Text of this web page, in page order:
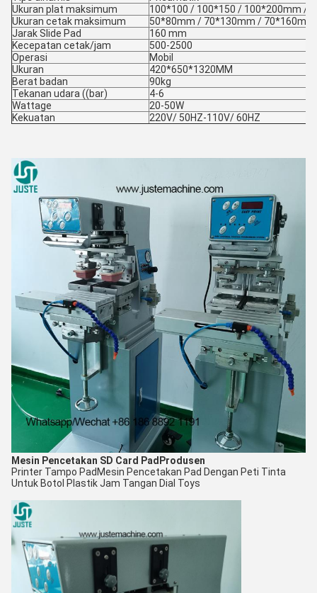
Ukuran plat maksimum
100*100 / 100*150 / 100*200mm /
Ukuran cetak maksimum
50*80mm / 70*130mm /
Jarak Slide Pad
160 mm
Kecepatan cetak/jam
500-2500
Operasi
Mobil
Ukuran
420*650*1320MM
Berat badan
90kg
Tekanan udara ((bar)
4-6
Wattage
20-50W
Kekuatan
220V/ 50HZ-110V/ 60HZ
Mesin Pencetakan SD Card Pad Produsen
Printer Tampo Pad Mesin Pencetakan Pad Dengan Peti Tinta
Untuk Botol Plastik Jam Tangan Dial Toys